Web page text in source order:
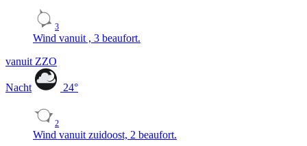
3
Wind vanuit , 3 beaufort.
vanuit ZZO
Nacht 24°
2
Wind vanuit zuidoost, 2 beaufort.